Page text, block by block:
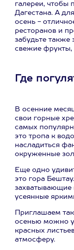
галереи, чтобы
Дагестана. А
осень -
ресторанов и
забудьте также
свежие фрукты,
Где
В осенние
свои горные
самых
это тропа к
насладиться
окруженные
Еще одно
это гора
усеянные
Приглашаем
осенью можно
красных
атмосферу.